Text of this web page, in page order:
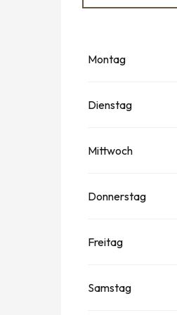
vom1 April 2026
Montag
Dienstag
Mittwoch
Donnerstag
Freitag
Samstag